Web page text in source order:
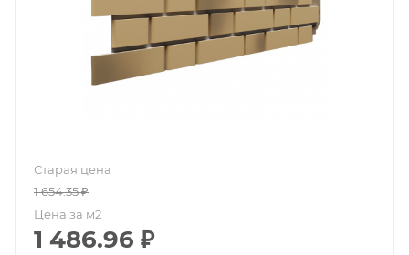
Старая цена
1 654.35₽
Цена за м2
1 486.96 ₽